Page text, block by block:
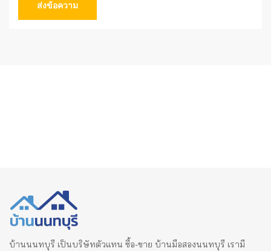
ส่งข้อความ
บ้านนนทบุรี เป็นบริษัทตัวแทน ซื้อ-ขาย บ้านมือสองนนทบุรี เรามี